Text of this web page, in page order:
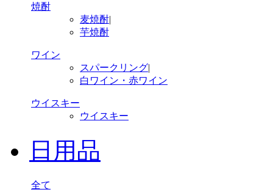
焼酎
麦焼酎|
芋焼酎
ワイン
スパークリング|
白ワイン・赤ワイン
ウイスキー
ウイスキー
日用品
全て